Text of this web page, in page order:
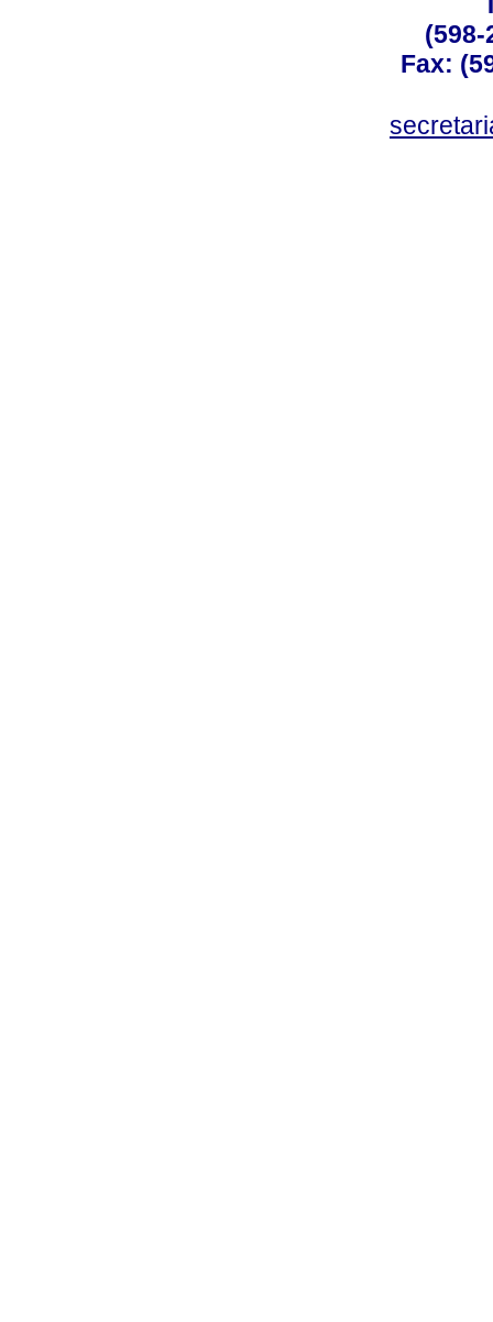
(598-
Fax: